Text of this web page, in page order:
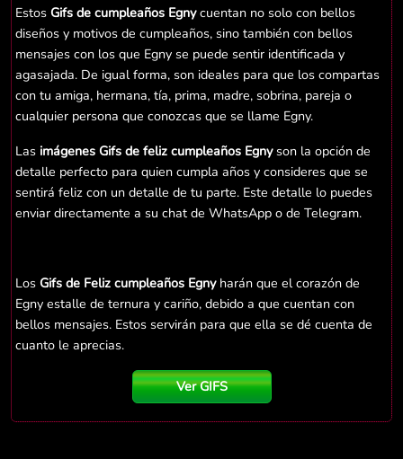
Estos Gifs de cumpleaños Egnycuentan no solo con bellos
diseños y motivos de cumpleaños, sino también con bellos
mensajes con los que Egny se puede sentir identificada y
agasajada. De igual forma, son ideales para que los compartas
con tu amiga, hermana, tía, prima, madre, sobrina, pareja o
cualquier persona que conozcas que se llame Egny.
Las imágenes Gifs de feliz cumpleaños Egnyson la opción de
detalle perfecto para quien cumpla años y consideres que se
sentirá feliz con un detalle de tu parte. Este detalle lo puedes
enviar directamente a su chat de WhatsApp o de Telegram.
Los Gifs de Feliz cumpleaños Egnyharán que el corazón de
Egny estalle de ternura y cariño, debido a que cuentan con
bellos mensajes. Estos servirán para que ella se dé cuenta de
cuanto le aprecias.
Ver GIFS